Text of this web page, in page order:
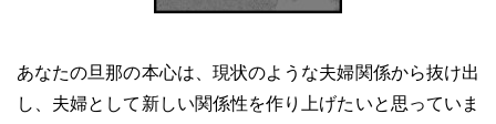
あなたの旦那の本心は、現状のような夫婦関係から抜け出
し、夫婦として新しい関係性を作り上げたいと思っていま